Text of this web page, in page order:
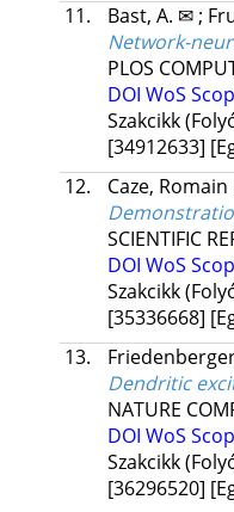
11.
Bast, A. ✉ ;
Network-
PLOS
DOI WoS
Szakcikk
[34912633]
12.
Caze,
SCIENTIFIC
DOI WoS
Szakcikk
[35336668]
13.
Dendritic
NATURE
DOI WoS
Szakcikk
[36296520]